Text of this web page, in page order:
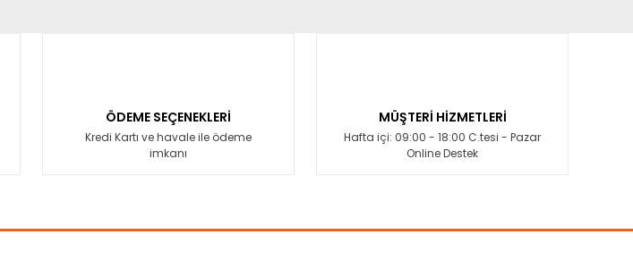
ÖDEME SEÇENEKLERİ
Kredi Kartı ve havale ile ödeme
imkanı
MÜŞTERİ HİZMETLERİ
Hafta içi: 09:00 - 18:00 C.tesi - Pazar
Online Destek